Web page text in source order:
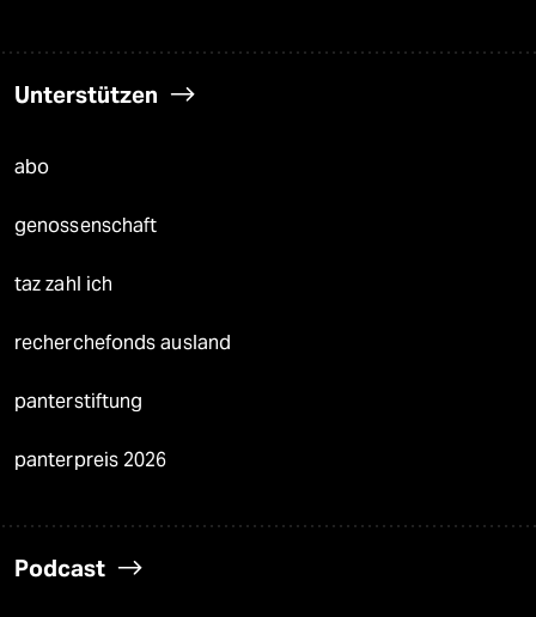
Unterstützen
abo
genossenschaft
taz zahl ich
recherchefonds ausland
panterstiftung
panterpreis 2026
Podcast